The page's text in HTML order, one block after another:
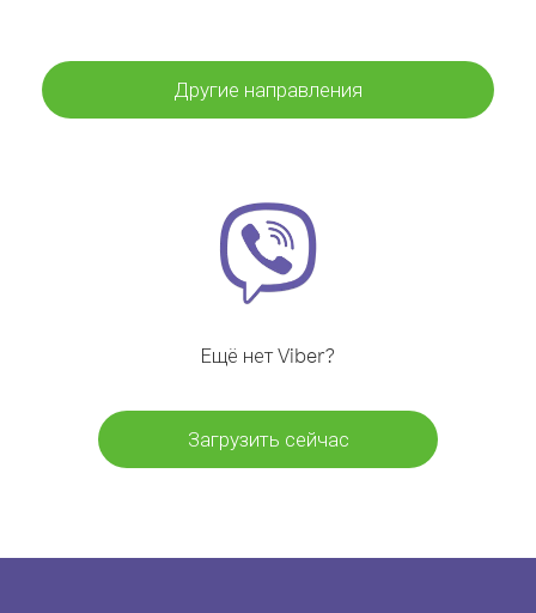
Другие направления
Ещё нет Viber?
Загрузить сейчас